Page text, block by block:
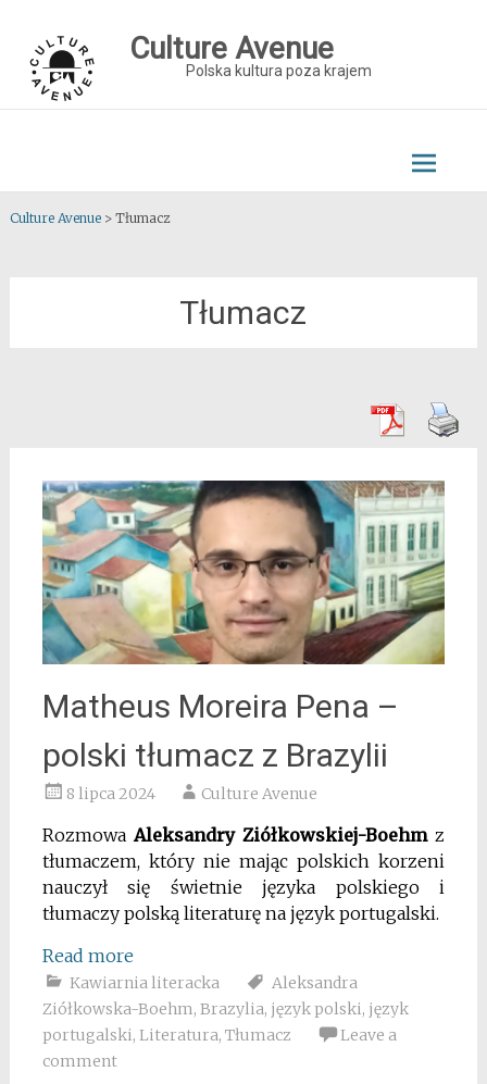
content
Culture Avenue
Polska kultura poza krajem
Culture Avenue> Tłumacz
Tłumacz
Matheus Moreira Pena –
polski tłumacz z Brazylii
8 lipca 2024 Culture Avenue
Rozmowa Aleksandry Ziółkowskiej-Boehmz
tłumaczem, który nie mając polskich korzeni
nauczył się świetnie języka polskiego i
tłumaczy polską literaturę na język portugalski.
Read more
Kawiarnia literacka
Aleksandra
Ziółkowska-Boehm, Brazylia, język polski, język
portugalski, Literatura, Tłumacz
Leave a
comment